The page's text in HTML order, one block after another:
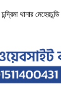
চন্দ্রিমা থানার মেহেরচন্ডি